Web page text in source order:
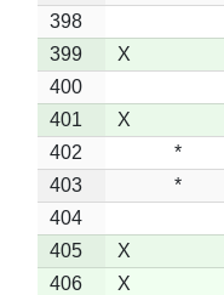
398
399
X
400
401
X
402
*
403
*
404
405
X
406
X